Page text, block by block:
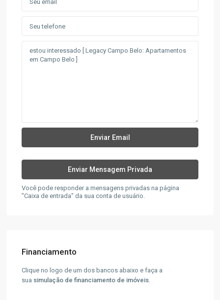
Você pode responder a mensagens privadas na página
"Caixa de entrada" da sua conta de usuário.
Financiamento
Clique no logo de um dos bancos abaixo e faça a
sua simulação de financiamento de imóveis.